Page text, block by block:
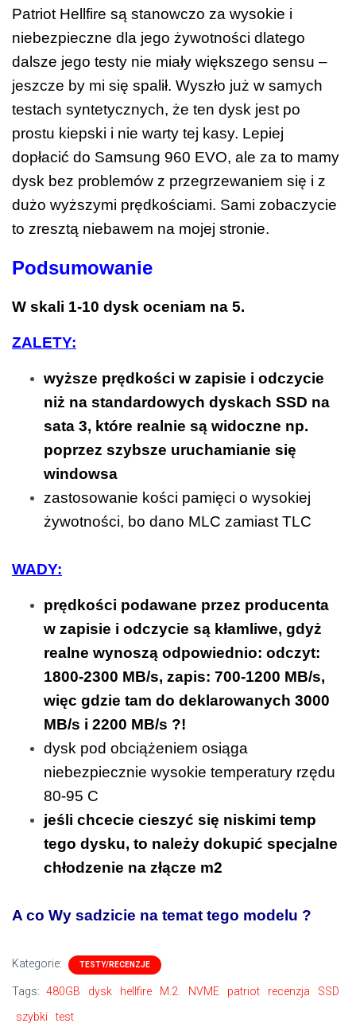
Patriot Hellfire są stanowczo za wysokie i
niebezpieczne dla jego żywotności dlatego
dalsze jego testy nie miały większego sensu –
jeszcze by mi się spalił. Wyszło już w samych
testach syntetycznych, że ten dysk jest po
prostu kiepski i nie warty tej kasy. Lepiej
dopłacić do Samsung 960 EVO, ale za to mamy
dysk bez problemów z przegrzewaniem się i z
dużo wyższymi prędkościami. Sami zobaczycie
to zresztą niebawem na mojej stronie.
Podsumowanie
W skali 1-10 dysk oceniam na 5.
ZALETY:
wyższe prędkości w zapisie i odczycie
niż na standardowych dyskach SSD na
sata 3, które realnie są widoczne np.
poprzez szybsze uruchamianie się
windowsa
zastosowanie kości pamięci o wysokiej
żywotności, bo dano MLC zamiast TLC
WADY:
prędkości podawane przez producenta
w zapisie i odczycie są kłamliwe, gdyż
realne wynoszą odpowiednio: odczyt:
1800-2300 MB/s, zapis: 700-1200 MB/s,
więc gdzie tam do deklarowanych 3000
MB/s i 2200 MB/s ?!
dysk pod obciążeniem osiąga
niebezpiecznie wysokie temperatury rzędu
80-95 C
jeśli chcecie cieszyć się niskimi temp
tego dysku, to należy dokupić specjalne
chłodzenie na złącze m2
A co Wy sadzicie na temat tego modelu ?
Kategorie: TESTY/RECENZJE
Tags: 480GB dysk hellfire M.2. NVME patriot recenzja
SSD
szybki
test